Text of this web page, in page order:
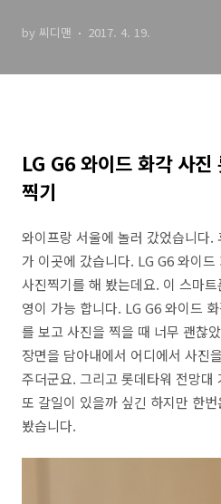
by 씨디맨 2017. 4. 19.
LG G6 와이드 화각 사진
찍기
와이프랑 서울에 놀러 갔었습니다.
가 이곳에 갔습니다. LG G6 와이
사진찍기를 해 봤는데요. 이 스마
영이 가능 합니다. LG G6 와이드
를 보고 사진을 찍을 때 너무 괜찮
장면을 담아내에서 어디에서 사진
주더군요. 그리고 롯데타워 전망대
또 갈일이 있을까 싶긴 하지만 한
봤습니다.